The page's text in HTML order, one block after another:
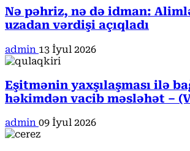
Nə pəhriz, nə də idman:
uzadan vərdişi açıqladı
admin 13 İyul 2026
Eşitmənin yaxşılaşması ilə
həkimdən vacib məsləhət –
admin 09 İyul 2026